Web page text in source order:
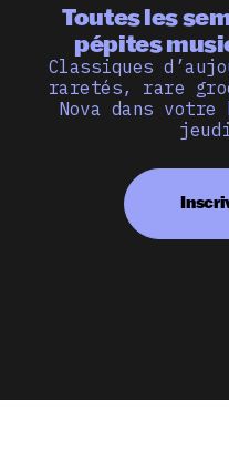
Toutes les
pépites
Classiques
raretés, rare
Nova dans